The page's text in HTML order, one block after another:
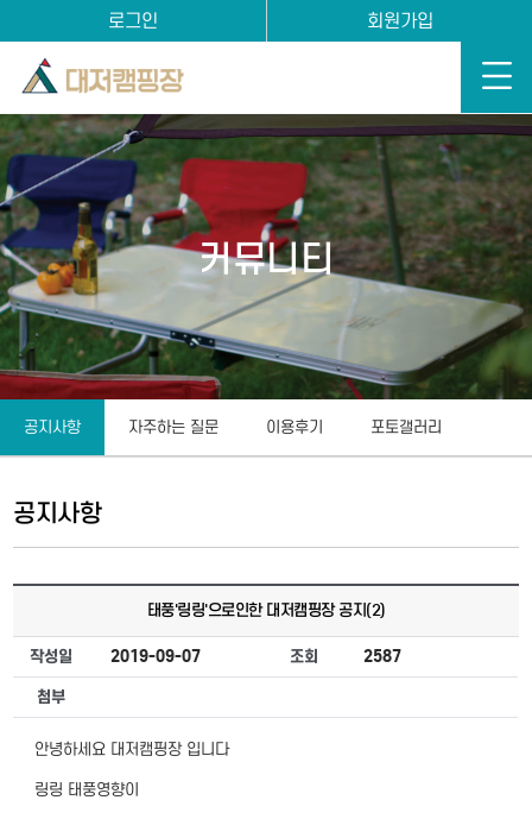
로그인 회원가입
커뮤니티
공지사항 자주하는 질문 이용후기 포토갤러리
공지사항
태풍'링링'으로인한 대저캠핑장 공지(2)
작성일 2019-09-07 조회
2587
첨부
안녕하세요 대저캠핑장 입니다
링링 태풍영향이